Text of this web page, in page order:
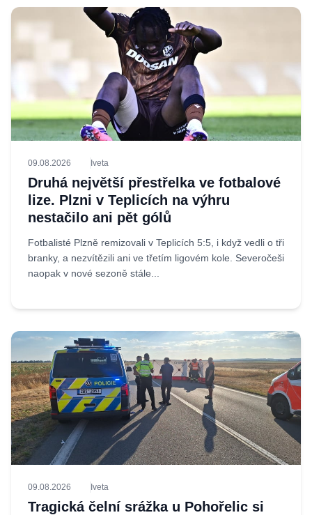
09.08.2026 Iveta
Druhá největší přestřelka ve fotbalové
lize. Plzni v Teplicích na výhru
nestačilo ani pět gólů
Fotbalisté Plzně remizovali v Teplicích 5:5, i když vedli o tři
branky, a nezvítězili ani ve třetím ligovém kole. Severočeši
naopak v nové sezoně stále...
09.08.2026 Iveta
Tragická čelní srážka u Pohořelic si